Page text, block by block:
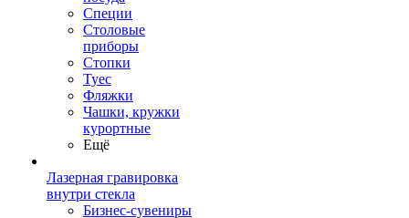
Специи
Столовые
приборы
Стопки
Туес
Фляжки
Чашки, кружки
курортные
Ещё
Лазерная гравировка
внутри стекла
Бизнес-сувениры